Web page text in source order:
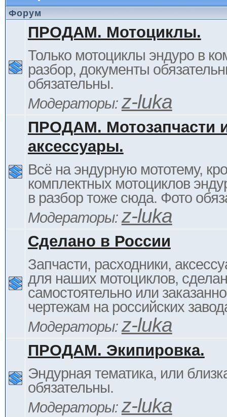
Форум
ПРОДАМ. Мотоциклы.
Только мотоциклы эндуро в
разбор, документы
обязательны.
Модераторы: z-luka
ПРОДАМ. Мотозапчасти
аксессуары.
Всё на эндурную мототему,
комплектных мотоциклов
в разбор тоже сюда. Фото
Модераторы: z-luka
Сделано в России
Запчасти, расходники,
для наших мотоциклов,
самостоятельно или
чертежам на российских
Модераторы: z-luka
ПРОДАМ. Экипировка.
Эндурная тематика, или
обязательны.
Модераторы: z-luka